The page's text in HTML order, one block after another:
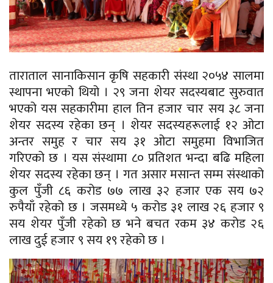
ताराताल सानाकिसानकृषि सहकारी संस्था २०५४ सालमा
स्थापना भएको थियो । २९ जना शेयर सदस्यबाट सुरुवात
भएको यस सहकारीमा हाल तिन हजार चार सय ३८ जना
शेयर सदस्य रहेका छन् । शेयर सदस्यहरूलाई १२ ओटा
अन्तर समुह र चार सय ३१ ओटा समुहमा विभाजित
गरिएको छ । यस संस्थामा ८० प्रतिशत भन्दा बढि महिला
शेयर सदस्य रहेका छन् । गत असार मसान्त सम्म संस्थाको
कुल पुँजी ८६ करोड ७७ लाख ३२ हजार एक सय ७२
रुपैयाँ रहेको छ । जसमध्ये ५ करोड ३१ लाख २६ हजार ९
सय शेयर पुँजी रहेको छ भने बचत रकम ३४ करोड २६
लाख दुई हजार ९ सय १९ रहेको छ ।